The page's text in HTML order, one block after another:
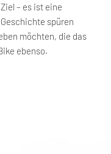
– es ist eine
spüren
möchten, die das
ebenso.